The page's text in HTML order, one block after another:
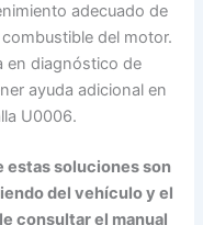
adecuado de
del motor.
en diagnóstico de
ayuda adicional en
U0006.
estas soluciones son
del vehículo y el
consultar el manual